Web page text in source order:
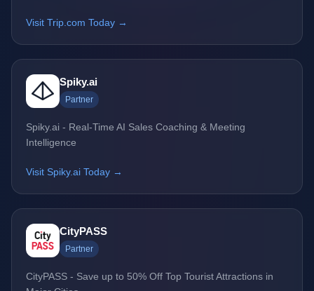
Visit Trip.com Today →
Spiky.ai
Partner
Spiky.ai - Real-Time AI Sales Coaching & Meeting
Intelligence
Visit Spiky.ai Today →
CityPASS
Partner
CityPASS - Save up to 50% Off Top Tourist Attractions in